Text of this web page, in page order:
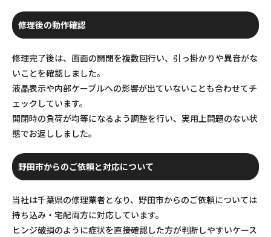
修理後の動作確認
修理完了後は、画面の開閉を複数回行い、引っ掛かりや異音がな
いことを確認しました。
液晶表示や内部ケーブルへの影響が出ていないことも合わせてチ
ェックしています。
開閉時の負荷が均等になるよう調整を行い、実用上問題のない状
態でお返ししました。
野田市からのご依頼と対応について
当社は千葉県の修理業者となり、野田市からのご依頼については
持ち込み・宅配両方に対応しています。
ヒンジ破損のように症状を直接確認した方が判断しやすいケース